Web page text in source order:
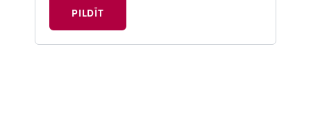
PILDĪT